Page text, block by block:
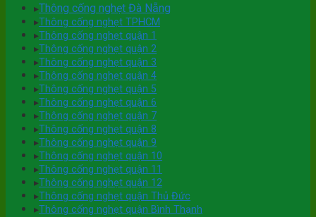
▸Thông cống nghẹt Đà Nẵng
▸Thông cống nghẹt TPHCM
▸Thông cống nghẹt quận 1
▸Thông cống nghẹt quận 2
▸Thông cống nghẹt quận 3
▸Thông cống nghẹt quận 4
▸Thông cống nghẹt quận 5
▸Thông cống nghẹt quận 6
▸Thông cống nghẹt quận 7
▸Thông cống nghẹt quận 8
▸Thông cống nghẹt quận 9
▸Thông cống nghẹt quận 10
▸Thông cống nghẹt quận 11
▸Thông cống nghẹt quận 12
▸Thông cống nghẹt quận Thủ Đức
▸Thông cống nghẹt quận Bình Thạnh